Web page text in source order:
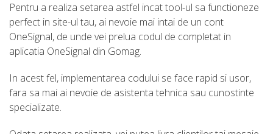
Pentru a realiza setarea astfel incat tool-ul sa functioneze
perfect in site-ul tau, ai nevoie mai intai de un cont
OneSignal, de unde vei prelua codul de completat in
aplicatia OneSignal din Gomag.
In acest fel, implementarea codului se face rapid si usor,
fara sa mai ai nevoie de asistenta tehnica sau cunostinte
specializate.